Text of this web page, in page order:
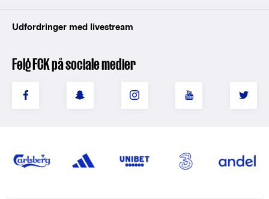
Udfordringer med livestream
Følg FCK på sociale medier